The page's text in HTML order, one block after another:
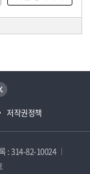
저작권정책
트위터
: 314-82-10024